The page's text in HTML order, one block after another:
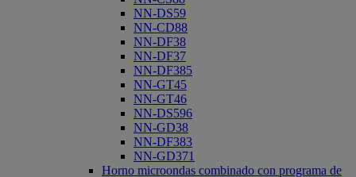
NN-DS59
NN-CD88
NN-DF38
NN-DF37
NN-DF385
NN-GT45
NN-GT46
NN-DS596
NN-GD38
NN-DF383
NN-GD371
Horno microondas combinado con programa de